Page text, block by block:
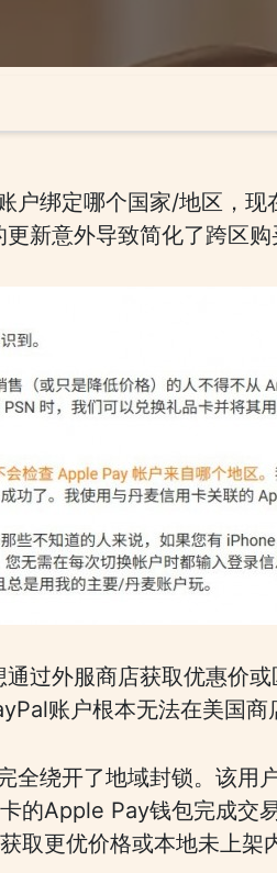
户绑定哪个国家/地区，
新意外导致简化了跨区购
过外服商店获取优惠价
账户根本无法在美国商
全绕开了地域封锁。该用
的Apple Pay钱包完成交
取更优价格或本地未上架